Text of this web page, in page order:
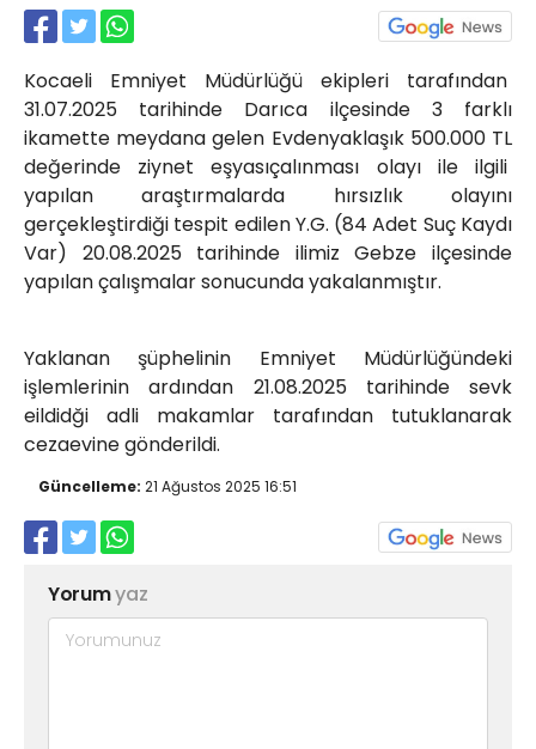
Kocaeli Emniyet Müdürlüğü ekipleri tarafından
31.07.2025 tarihinde Darıca ilçesinde 3 farklı
ikamette meydana gelen Evdenyaklaşık 500.000 TL
değerinde ziynet eşyasıçalınması olayı ile ilgili
yapılan araştırmalarda hırsızlık olayını
gerçekleştirdiği tespit edilen Y.G. (84 Adet Suç Kaydı
Var) 20.08.2025 tarihinde ilimiz Gebze ilçesinde
yapılan çalışmalar sonucunda yakalanmıştır.
Yaklanan şüphelinin Emniyet Müdürlüğündeki
işlemlerinin ardından 21.08.2025 tarihinde sevk
eildidği adli makamlar tarafından tutuklanarak
cezaevine gönderildi.
Güncelleme: 21 Ağustos 2025 16:51
Yorumyaz
Yahya Kaptan Mahallesi
Akkavaklar Caddesi No:17/4 İzmit-
kocaelisokak@gmail.com